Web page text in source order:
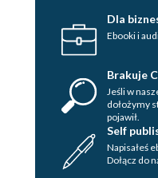
Dla
Ebooki i
Brakuje
Jeśli w
dołożymy
pojawił.
Self
Napisałeś
Dołącz do